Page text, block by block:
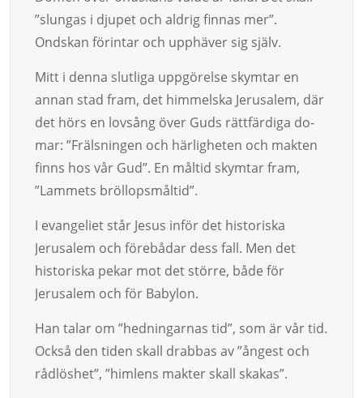
”slungas i djupet och aldrig fin­nas mer”.
Ondskan förintar och upphäver sig själv.
Mitt i denna slutliga uppgörelse skymtar en
annan stad fram, det him­melska Jerusalem, där
det hörs en lovsång över Guds rätt­färdiga do­
mar: ”Frälsningen och härligheten och makten
finns hos vår Gud”. En måltid skymtar fram,
”Lammets bröllopsmåltid”.
I evangeliet står Jesus inför det historiska
Jerusalem och förebådar dess fall. Men det
historiska pekar mot det större, både för
Jerusalem och för Baby­lon.
Han talar om ”hedningarnas tid”, som är vår tid.
Också den tiden skall drabbas av ”ångest och
rådlöshet”, ”himlens makter skall skakas”.